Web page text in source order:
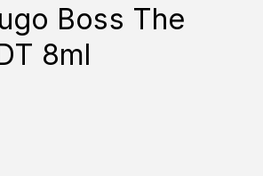
Boss The
8ml